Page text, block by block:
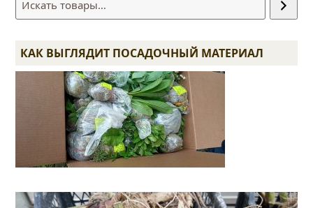
КАК ВЫГЛЯДИТ ПОСАДОЧНЫЙ МАТЕРИАЛ